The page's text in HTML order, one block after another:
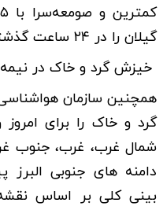
گیلان را در ۲۴ ساعت گذشته به خود اختصاص دادند.
خیزش گرد و خاک در
همچنین سازمان
گرد و خاک را برای
شمال غرب، غرب، جنوب
دامنه های جنوبی
بینی کلی بر اساس